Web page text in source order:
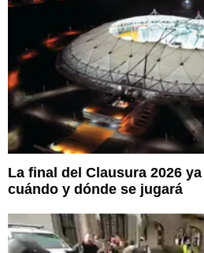
La final del Clausura 2026
cuándo y dónde se jugará